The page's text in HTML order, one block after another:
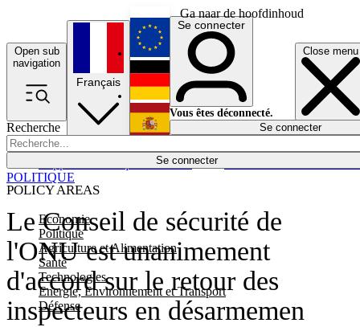
Ga naar de hoofdinhoud
Open sub
navigation
Close menu
Recherche
Se connecter
POLICY AREAS
Economie
Politique
Agriculture et Alimentation
Santé
Technologies
Energie, Environnement et Transport
Défense
Économie
Français
English
Deutsch
Español
Se connecter
Vous êtes déconnecté.
Se connecter
Le Conseil de sécurité de
l'ONU est unanimement
d'accord sur le retour des
inspecteurs en désarmemen
POLITIQUE